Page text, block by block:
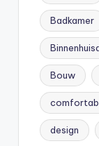
Badkamer
Bouw
design